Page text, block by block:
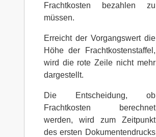
Frachtkosten bezahlen zu
müssen.
Erreicht der Vorgangswert die
Höhe der Frachtkostenstaffel,
wird die rote Zeile nicht mehr
dargestellt.
Die Entscheidung, ob
Frachtkosten berechnet
werden, wird zum Zeitpunkt
des ersten Dokumentendrucks